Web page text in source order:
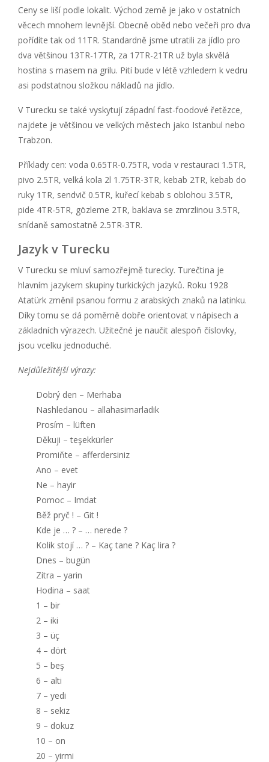
Ceny se liší podle lokalit. Východ země je jako v ostatních
věcech mnohem levnější. Obecně oběd nebo večeři pro dva
pořídíte tak od 11TR. Standardně jsme utratili za jídlo pro
dva většinou 13TR-17TR, za 17TR-21TR už byla skvělá
hostina s masem na grilu. Pití bude v létě vzhledem k vedru
asi podstatnou složkou nákladů na jídlo.
V Turecku se také vyskytují západní fast-foodové řetězce,
najdete je většinou ve velkých městech jako Istanbul nebo
Trabzon.
Příklady cen: voda 0.65TR-0.75TR, voda v restauraci 1.5TR,
pivo 2.5TR, velká kola 2l 1.75TR-3TR, kebab 2TR, kebab do
ruky 1TR, sendvič 0.5TR, kuřecí kebab s oblohou 3.5TR,
pide 4TR-5TR, gözleme 2TR, baklava se zmrzlinou 3.5TR,
snídaně samostatně 2.5TR-3TR.
Jazyk v Turecku
V Turecku se mluví samozřejmě turecky. Turečtina je
hlavním jazykem skupiny turkických jazyků. Roku 1928
Atatürk změnil psanou formu z arabských znaků na latinku.
Díky tomu se dá poměrně dobře orientovat v nápisech a
základních výrazech. Užitečné je naučit alespoň číslovky,
jsou vcelku jednoduché.
Nejdůležitější výrazy:
Dobrý den – Merhaba
Nashledanou – allahasimarladik
Prosím – lüften
Děkuji – teşekkürler
Promiňte – afferdersiniz
Ano – evet
Ne – hayir
Pomoc – Imdat
Běž pryč ! – Git !
Kde je … ? – … nerede ?
Kolik stojí … ? – Kaç tane ? Kaç lira ?
Dnes – bugün
Zítra – yarin
Hodina – saat
1 – bir
2 – iki
3 – üç
4 – dört
5 – beş
6 – alti
7 – yedi
8 – sekiz
9 – dokuz
10 – on
20 – yirmi